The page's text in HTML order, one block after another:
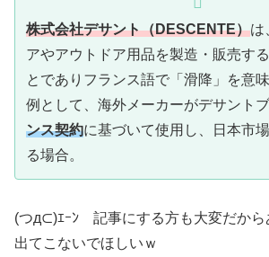
株式会社デサント（DESCENTE）は
アやアウトドア用品を製造・販売する
とでありフランス語で「滑降」を意味
例として、海外メーカーがデサント
ンス契約に基づいて使用し、日本市
る場合。
(つд⊂)ｴｰﾝ 記事にする方も大変だから
出てこないでほしいｗ